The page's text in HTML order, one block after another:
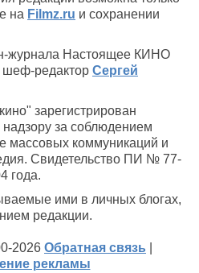
на Filmz.ru и сохранении
журнала Настоящее КИНО
шеф-редактор Сергей
зарегистрирован
за соблюдением
массовых коммуникаций и
Свидетельство ПИ № 77-
года.
ими в личных блогах,
редакции.
2026 Обратная связь
рекламы